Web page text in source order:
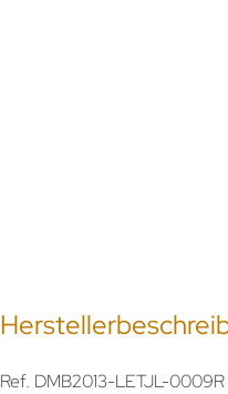
Ref. DMB2013-LETJL-